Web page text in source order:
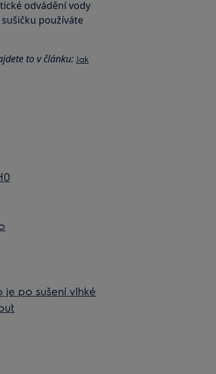
odvádění vody
používáte
to v článku: Jak
je po sušení vlhké